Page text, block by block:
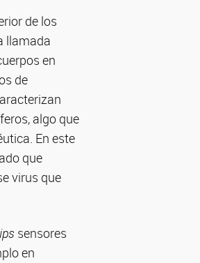
de los
llamada
en
de
algo que
En este
que
virus que
sensores
en